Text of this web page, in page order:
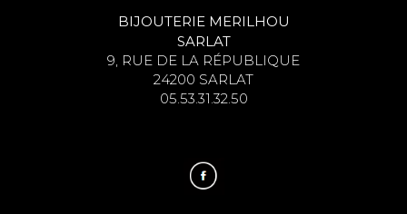
BIJOUTERIE MERILHOU
SARLAT
9, RUE DE LA RÉPUBLIQUE
24200 SARLAT
05.53.31.32.50